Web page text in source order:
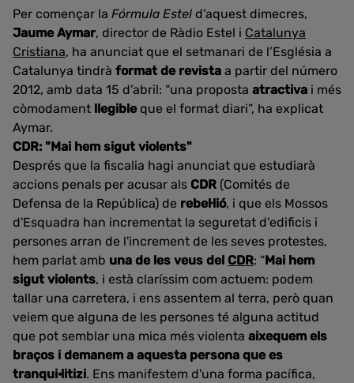
Per començar la Fórmula Estel d’aquest dimecres,
Jaume Aymar, director de Ràdio Estel i Catalunya
Cristiana, ha anunciat que el setmanari de l’Església a
Catalunya tindrà format de revista a partir del número
2012, amb data 15 d’abril: “una proposta atractiva i més
còmodament llegible que el format diari”, ha explicat
Aymar.
CDR: "Mai hem sigut violents"
Després que la fiscalia hagi anunciat que estudiarà
accions penals per acusar als CDR (Comités de
Defensa de la República) de rebel·lió, i que els Mossos
d'Esquadra han incrementat la seguretat d'edificis i
persones arran de l'increment de les seves protestes,
hem parlat amb una de les veus del CDR: “Mai hem
sigut violents, i està claríssim com actuem: podem
tallar una carretera, i ens assentem al terra, però quan
veiem que alguna de les persones té alguna actitud
que pot semblar una mica més violenta aixequem els
braços i demanem a aquesta persona que es
tranqui·litizi. Ens manifestem d'una forma pacífica,